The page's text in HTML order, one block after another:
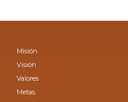
Misión
Visión
Valores
Metas